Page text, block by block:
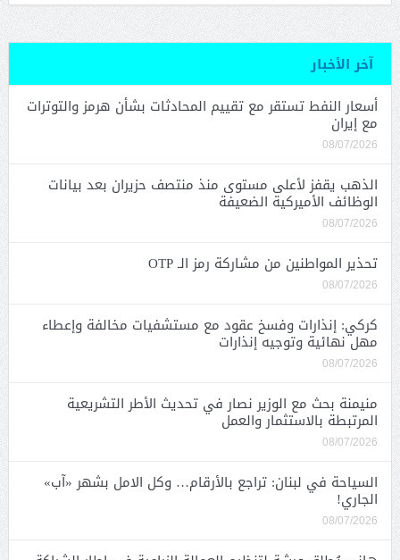
آخر الأخبار
أسعار النفط تستقر مع تقييم المحادثات بشأن هرمز والتوترات
مع إيران
08/07/2026
الذهب يقفز لأعلى مستوى منذ منتصف حزيران بعد بيانات
الوظائف الأميركية الضعيفة
08/07/2026
تحذير المواطنين من مشاركة رمز الـ OTP
08/07/2026
كركي: إنذارات وفسخ عقود مع مستشفيات مخالفة وإعطاء
مهل نهائية وتوجيه إنذارات
08/07/2026
منيمنة بحث مع الوزير نصار في تحديث الأطر التشريعية
المرتبطة بالاستثمار والعمل
08/07/2026
السياحة في لبنان: تراجع بالأرقام… وكل الامل بشهر «آب»
الجاري!
08/07/2026